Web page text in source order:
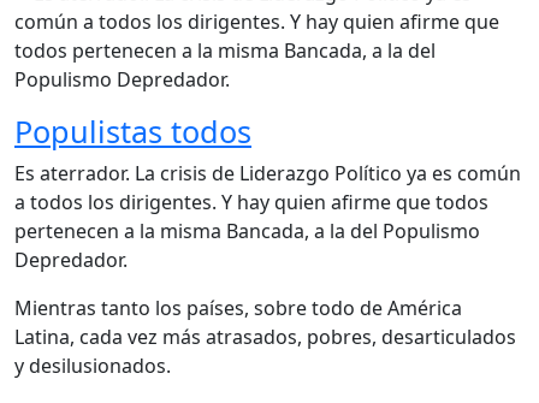
Populistas todos
Es aterrador. La crisis de Liderazgo Político ya es común
a todos los dirigentes. Y hay quien afirme que todos
pertenecen a la misma Bancada, a la del Populismo
Depredador.
Mientras tanto los países, sobre todo de América
Latina, cada vez más atrasados, pobres, desarticulados
y desilusionados.